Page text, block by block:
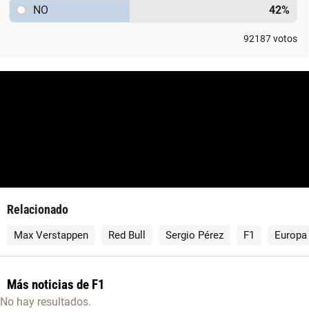
NO 42%
92187votos
Relacionado
Max Verstappen Red Bull Sergio Pérez F1 Europa
Más noticias de F1
No hay resultados.